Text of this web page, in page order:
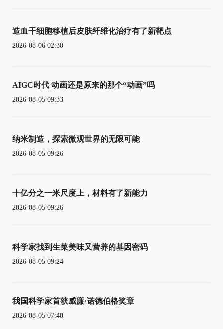
造血干细胞移植后皮肤纤维化治疗有了新靶点
2026-08-06 02:30
AIGC时代 动画还是原来的那个“动画”吗
2026-08-05 09:33
纳米制造，探索微观世界的无限可能
2026-08-05 09:26
十亿分之一米尺度上，材料有了新能力
2026-08-05 09:26
科学家找到生菜美味又营养的基因密码
2026-08-05 09:24
我国科学家首获威廉·诺德伯格奖章
2026-08-05 07:40